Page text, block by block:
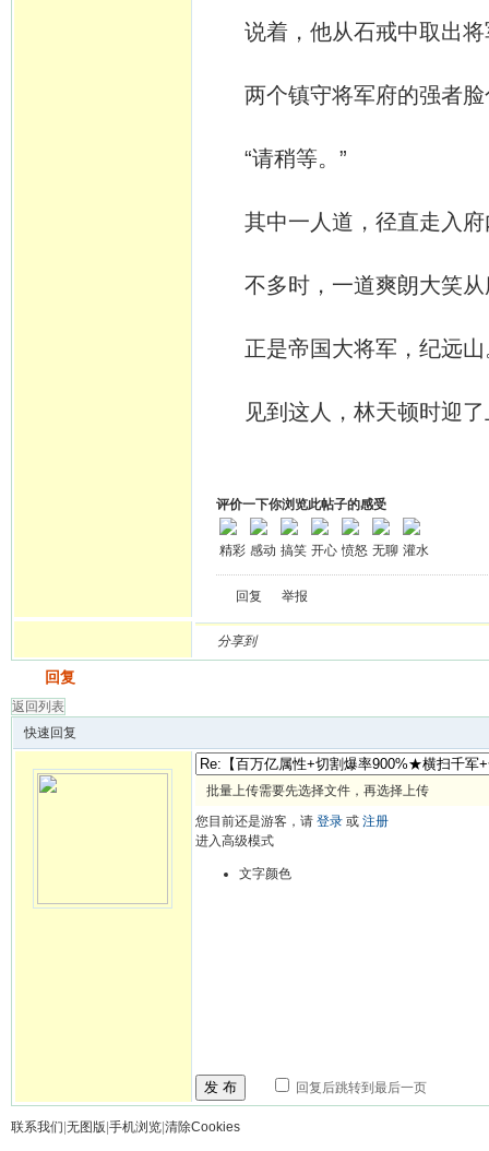
说着，他从石戒中取出将
两个镇守将军府的强者脸
“请稍等。”
其中一人道，径直走入府
不多时，一道爽朗大笑从
正是帝国大将军，纪远山
见到这人，林天顿时迎了
评价一下你浏览此帖子的感受
精彩 感动 搞笑 开心 愤怒 无聊 灌水
回复 举报
分享到
回复
返回列表
快速回复
批量上传需要先选择文件，再选择上传
您目前还是游客，请 登录 或 注册
进入高级模式
文字颜色
发 布 回复后跳转到最后一页
联系我们 无图版 手机浏览 清除Cookies